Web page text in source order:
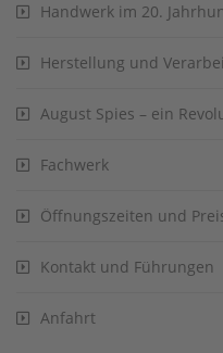
Handwerk im 20.
Herstellung und
August Spies – ein
Fachwerk
Öffnungszeiten und
Kontakt und Führungen
Anfahrt